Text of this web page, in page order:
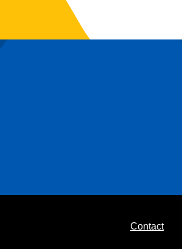
Contact